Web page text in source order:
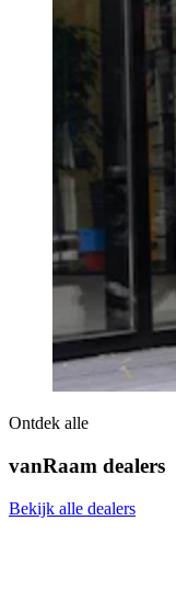
Ontdek alle
vanRaam dealers
Bekijk alle dealers